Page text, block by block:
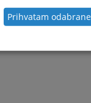
Prihvatam odabrane